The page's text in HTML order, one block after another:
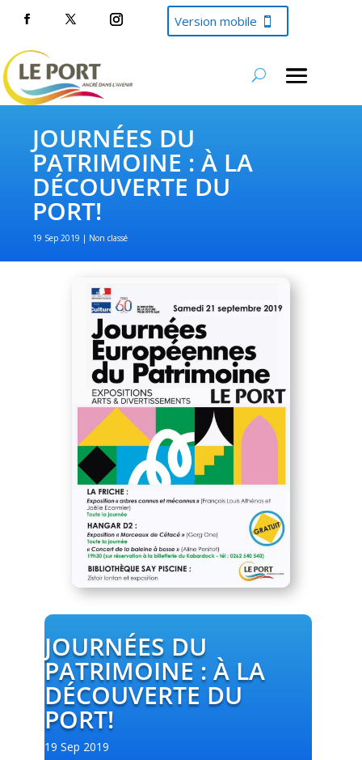
Version mobile
JOURNÉES DU
PATRIMOINE : À LA
DÉCOUVERTE DU
PORT!
19 Sep 2019 Non classé
JOURNÉES DU
PATRIMOINE : À LA
DÉCOUVERTE DU
PORT!
19 Sep 2019